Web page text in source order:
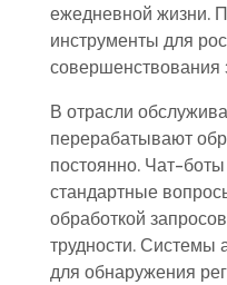
ежедневной жизни.
инструменты для
совершенствования
В отрасли
перерабатывают
постоянно. Чат-
стандартные
обработкой
трудности. Системы
для обнаружения